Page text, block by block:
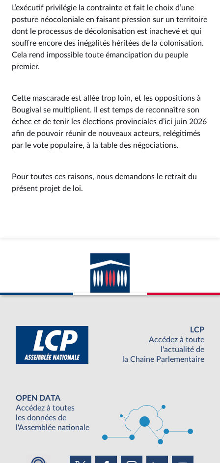
L’exécutif privilégie la contrainte et fait le choix d’une
posture néocoloniale en faisant pression sur un territoire
dont le processus de décolonisation est inachevé et qui
souffre encore des inégalités héritées de la colonisation.
Cela rend impossible toute émancipation du peuple
premier.
Cette mascarade est allée trop loin, et les oppositions à
Bougival se multiplient. Il est temps de reconnaître son
échec et de tenir les élections provinciales d’ici juin 2026
afin de pouvoir réunir de nouveaux acteurs, relégitimés
par le vote populaire, à la table des négociations.
Pour toutes ces raisons, nous demandons le retrait du
présent projet de loi.
LCP
Accédez à toute
l'actualité de
la Chaine Parlementaire
OPEN DATA
Accédez à toutes
les données de
l'Assemblée nationale